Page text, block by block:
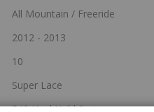
All Mountain / Freeride
2012 - 2013
10
Super Lace
540 Heel Hold System